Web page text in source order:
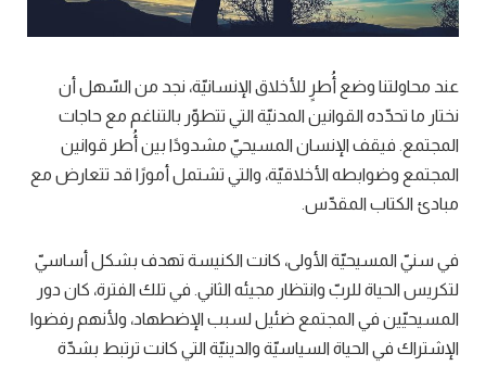
عند محاولتنا وضع أُطرٍ للأخلاق الإنسانيّة، نجد من السّهل أن
نختار ما تحدّده القوانين المدنيّة التي تتطوّر بالتناغم مع حاجات
المجتمع. فيقف الإنسان المسيحيّ مشدودًا بين أُطر قوانين
المجتمع وضوابطه الأخلاقيّة، والتي تشتمل أمورًا قد تتعارض مع
مبادئ الكتاب المقدّس.
في سنيّ المسيحيّة الأولى، كانت الكنيسة تهدف بشكل أساسيّ
لتكريس الحياة للربّ وانتظار مجيئه الثاني. في تلك الفترة، كان دور
المسيحيّين في المجتمع ضئيل لسبب الإضطهاد، ولأنهم رفضوا
الإشتراك في الحياة السياسيّة والدينيّة التي كانت ترتبط بشدّة